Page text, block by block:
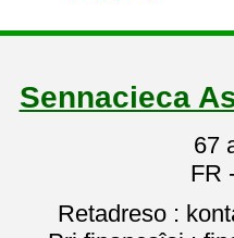
Sennacieca
67
FR
Retadreso :